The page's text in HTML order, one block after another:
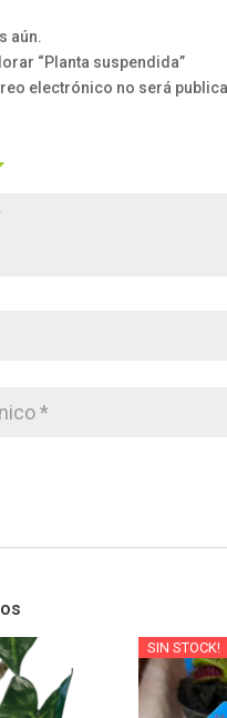
aún.
“Planta suspendida”
electrónico no será
SIN STOCK!